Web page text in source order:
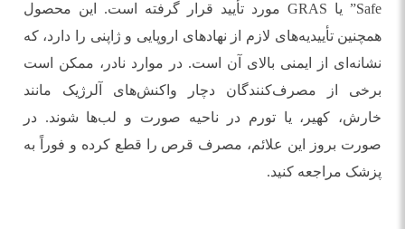
Safe” یا GRAS مورد تأیید قرار گرفته است. این محصول
همچنین تأییدیه‌های لازم از نهادهای اروپایی و ژاپنی را دارد، که
نشانه‌ای از ایمنی بالای آن است. در موارد نادر، ممکن است
برخی از مصرف‌کنندگان دچار واکنش‌های آلرژیک مانند
خارش، کهیر، یا تورم در ناحیه صورت و لب‌ها شوند. در
صورت بروز این علائم، مصرف قرص را قطع کرده و فوراً به
پزشک مراجعه کنید.